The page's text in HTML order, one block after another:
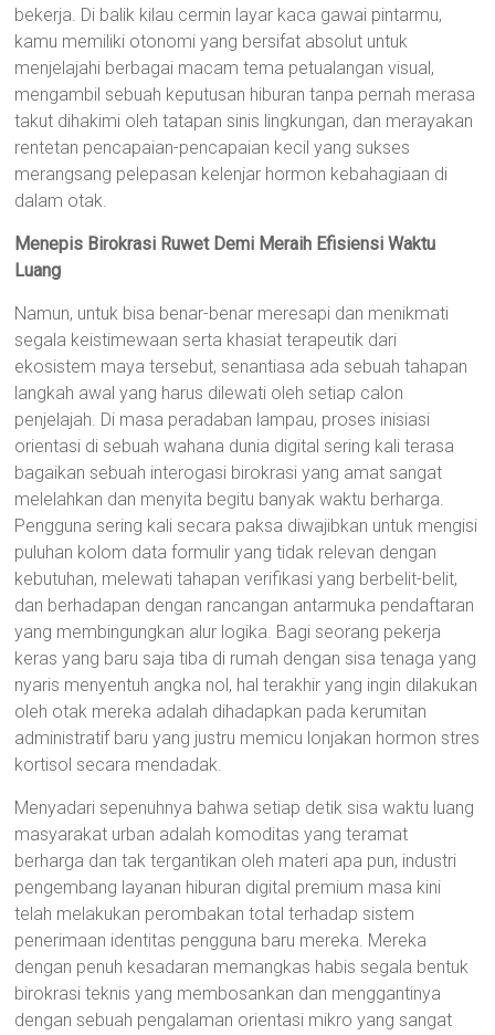
bekerja. Di balik kilau cermin layar kaca gawai pintarmu,
kamu memiliki otonomi yang bersifat absolut untuk
menjelajahi berbagai macam tema petualangan visual,
mengambil sebuah keputusan hiburan tanpa pernah merasa
takut dihakimi oleh tatapan sinis lingkungan, dan merayakan
rentetan pencapaian-pencapaian kecil yang sukses
merangsang pelepasan kelenjar hormon kebahagiaan di
dalam otak.
Menepis Birokrasi Ruwet Demi Meraih Efisiensi Waktu
Luang
Namun, untuk bisa benar-benar meresapi dan menikmati
segala keistimewaan serta khasiat terapeutik dari
ekosistem maya tersebut, senantiasa ada sebuah tahapan
langkah awal yang harus dilewati oleh setiap calon
penjelajah. Di masa peradaban lampau, proses inisiasi
orientasi di sebuah wahana dunia digital sering kali terasa
bagaikan sebuah interogasi birokrasi yang amat sangat
melelahkan dan menyita begitu banyak waktu berharga.
Pengguna sering kali secara paksa diwajibkan untuk mengisi
puluhan kolom data formulir yang tidak relevan dengan
kebutuhan, melewati tahapan verifikasi yang berbelit-belit,
dan berhadapan dengan rancangan antarmuka pendaftaran
yang membingungkan alur logika. Bagi seorang pekerja
keras yang baru saja tiba di rumah dengan sisa tenaga yang
nyaris menyentuh angka nol, hal terakhir yang ingin dilakukan
oleh otak mereka adalah dihadapkan pada kerumitan
administratif baru yang justru memicu lonjakan hormon stres
kortisol secara mendadak.
Menyadari sepenuhnya bahwa setiap detik sisa waktu luang
masyarakat urban adalah komoditas yang teramat
berharga dan tak tergantikan oleh materi apa pun, industri
pengembang layanan hiburan digital premium masa kini
telah melakukan perombakan total terhadap sistem
penerimaan identitas pengguna baru mereka. Mereka
dengan penuh kesadaran memangkas habis segala bentuk
birokrasi teknis yang membosankan dan menggantinya
dengan sebuah pengalaman orientasi mikro yang sangat